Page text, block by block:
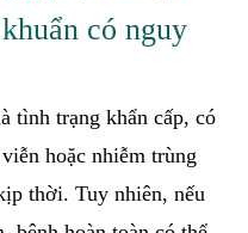
có nguy
tình trạng khẩn cấp, có
hoặc nhiễm trùng
thời. Tuy nhiên, nếu